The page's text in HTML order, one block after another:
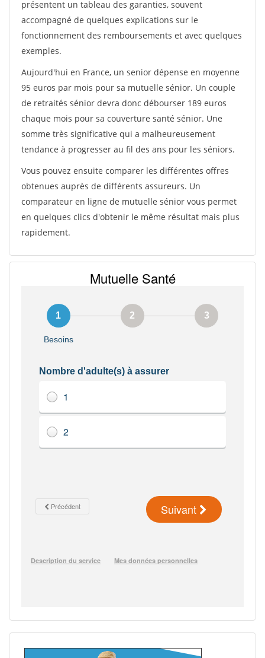
présentent un tableau des garanties, souvent
accompagné de quelques explications sur le
fonctionnement des remboursements et avec quelques
exemples.
Aujourd'hui en France, un senior dépense en moyenne
95 euros par mois pour sa mutuelle sénior. Un couple
de retraités sénior devra donc débourser 189 euros
chaque mois pour sa couverture santé sénior. Une
somme très significative qui a malheureusement
tendance à progresser au fil des ans pour les séniors.
Vous pouvez ensuite comparer les différentes offres
obtenues auprès de différents assureurs. Un
comparateur en ligne de mutuelle sénior vous permet
en quelques clics d'obtenir le même résultat mais plus
rapidement.